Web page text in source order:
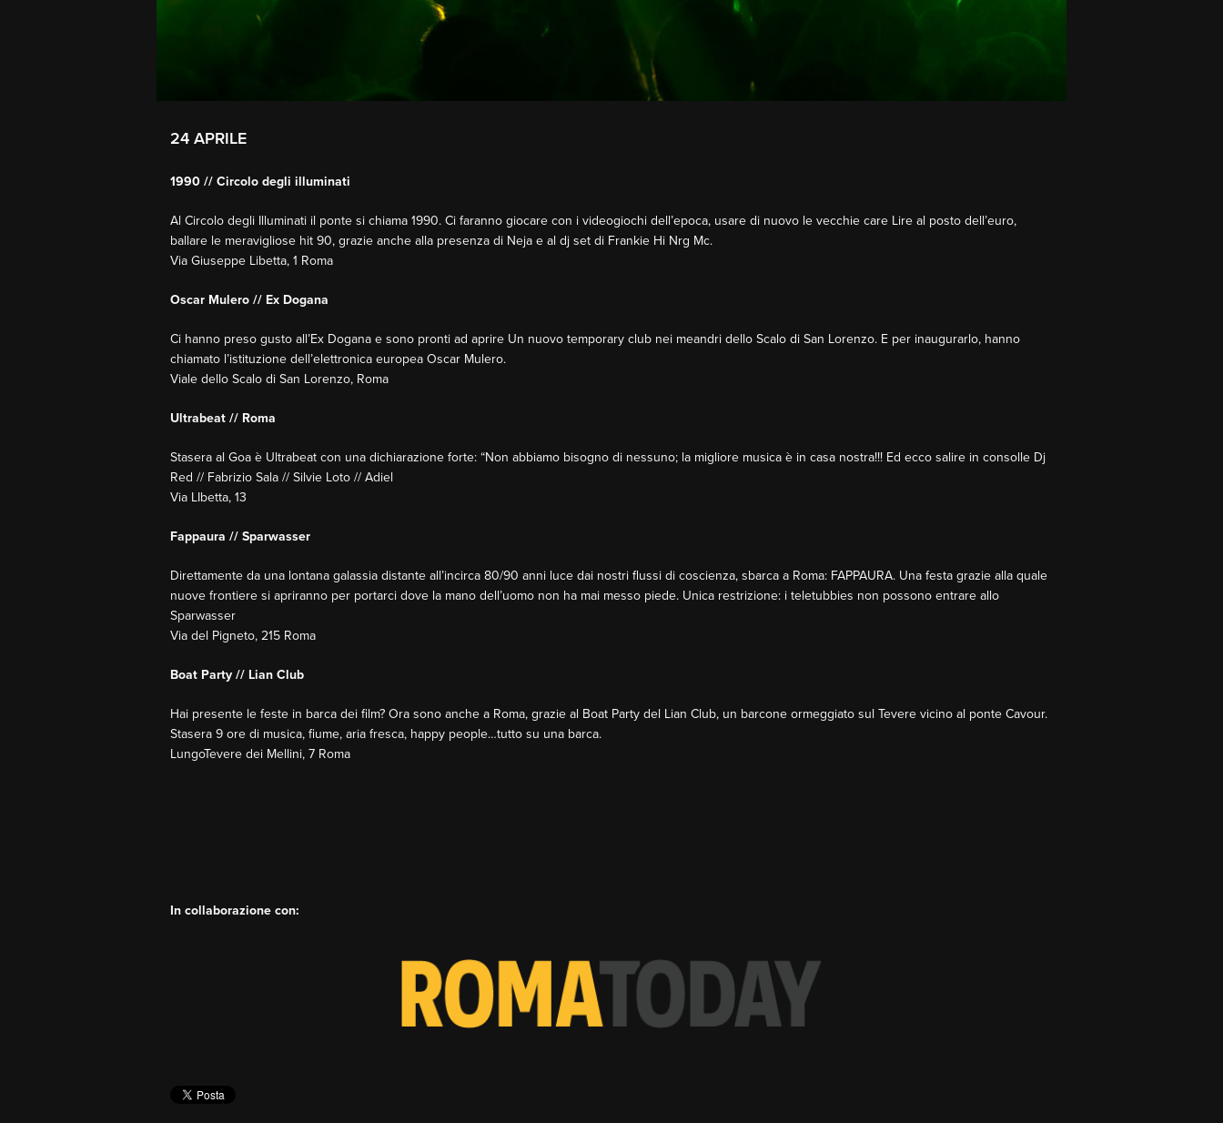
24 APRILE
1990 // Circolo degli illuminati
Al Circolo degli Illuminati il ponte si chiama 1990. Ci faranno giocare con i videogiochi dell’epoca, usare di nuovo le vecchie care Lire al posto dell’euro,
ballare le meravigliose hit 90, grazie anche alla presenza di Neja e al dj set di Frankie Hi Nrg Mc.
Via Giuseppe Libetta, 1 Roma
Oscar Mulero // Ex Dogana
Ci hanno preso gusto all’Ex Dogana e sono pronti ad aprire Un nuovo temporary club nei meandri dello Scalo di San Lorenzo. E per inaugurarlo, hanno
chiamato l’istituzione dell’elettronica europea Oscar Mulero.
Viale dello Scalo di San Lorenzo, Roma
Ultrabeat // Roma
Stasera al Goa è Ultrabeat con una dichiarazione forte: “Non abbiamo bisogno di nessuno; la migliore musica è in casa nostra!!! Ed ecco salire in consolle Dj
Red // Fabrizio Sala // Silvie Loto // Adiel
Via LIbetta, 13
Fappaura // Sparwasser
Direttamente da una lontana galassia distante all’incirca 80/90 anni luce dai nostri flussi di coscienza, sbarca a Roma: FAPPAURA. Una festa grazie alla quale
nuove frontiere si apriranno per portarci dove la mano dell’uomo non ha mai messo piede. Unica restrizione: i teletubbies non possono entrare allo
Sparwasser
Via del Pigneto, 215 Roma
Boat Party // Lian Club
Hai presente le feste in barca dei film? Ora sono anche a Roma, grazie al Boat Party del Lian Club, un barcone ormeggiato sul Tevere vicino al ponte Cavour.
Stasera 9 ore di musica, fiume, aria fresca, happy people…tutto su una barca.
LungoTevere dei Mellini, 7 Roma
In collaborazione con: